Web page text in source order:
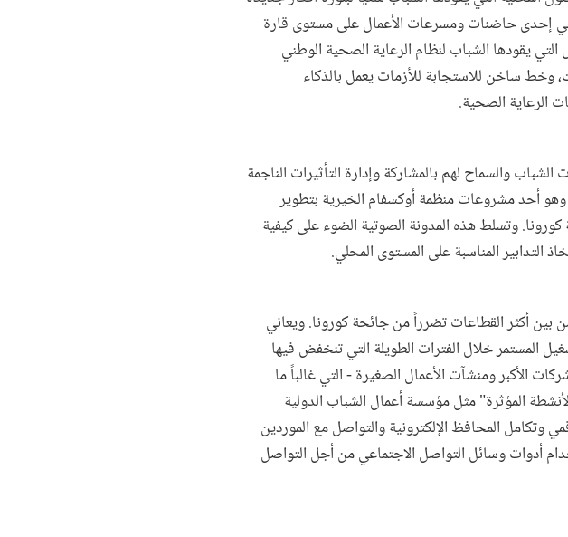
إحدى حاضنات ومسرعات الأعمال على مستوى قارة
يقودها الشباب لنظام الرعاية الصحية الوطني
وخط ساخن للاستجابة للأزمات يعمل بالذكاء
الرعاية الصحية.
والسماح لهم بالمشاركة وإدارة التأثيرات الناجمة
أحد مشروعات منظمة أوكسفام الخيرية بتطوير
وتسلط هذه المدونة الصوتية الضوء على كيفية
التدابير المناسبة على المستوى المحلي.
أكثر القطاعات تضرراً من جائحة كورونا. ويعاني
المستمر خلال الفترات الطويلة التي تنخفض فيها
الأكبر ومنشآت الأعمال الصغيرة - التي غالباً ما
المؤثرة" مثل مؤسسة أعمال الشباب الدولية
وتكامل المحافظ الإلكترونية والتواصل مع الموردين
أدوات وسائل التواصل الاجتماعي من أجل التواصل